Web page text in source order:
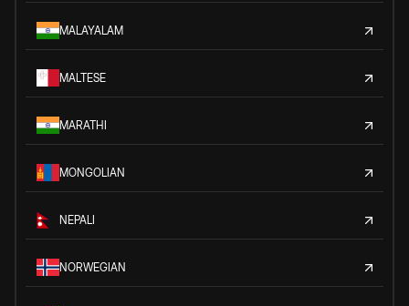
MALAYALAM
MALTESE
MARATHI
MONGOLIAN
NEPALI
NORWEGIAN